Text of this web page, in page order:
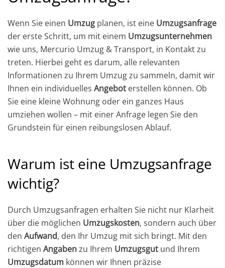
Wenn Sie einen Umzug planen, ist eine Umzugsanfrage
der erste Schritt, um mit einem Umzugsunternehmen
wie uns, Mercurio Umzug & Transport, in Kontakt zu
treten. Hierbei geht es darum, alle relevanten
Informationen zu Ihrem Umzug zu sammeln, damit wir
Ihnen ein individuelles Angebot erstellen können. Ob
Sie eine kleine Wohnung oder ein ganzes Haus
umziehen wollen – mit einer Anfrage legen Sie den
Grundstein für einen reibungslosen Ablauf.
Warum ist eine Umzugsanfrage
wichtig?
Durch Umzugsanfragen erhalten Sie nicht nur Klarheit
über die möglichen Umzugskosten, sondern auch über
den Aufwand, den Ihr Umzug mit sich bringt. Mit den
richtigen Angabenzu Ihrem Umzugsgut und Ihrem
Umzugsdatum können wir Ihnen präzise